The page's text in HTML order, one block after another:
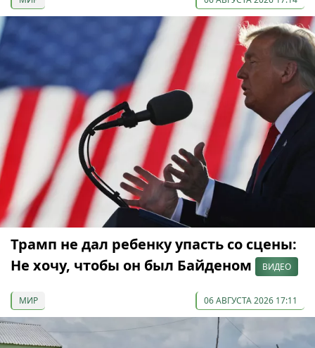
Трамп не дал ребенку упасть со сцены:
Не хочу, чтобы он был Байденом
ВИДЕО
МИР 06 АВГУСТА 2026 17:11